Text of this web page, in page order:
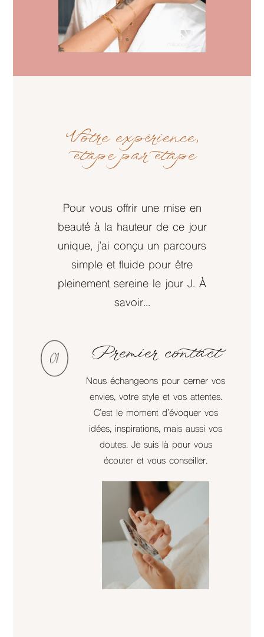
Votre expérience,
étape par étape
Pour vous offrir une mise en
beauté à la hauteur de ce jour
unique, j’ai conçu un parcours
simple et fluide pour être
pleinement sereine le jour J. À
savoir…
Premier contact
Nous échangeons pour cerner vos
envies, votre style et vos attentes.
C’est le moment d’évoquer vos
idées, inspirations, mais aussi vos
doutes. Je suis là pour vous
écouter et vous conseiller.